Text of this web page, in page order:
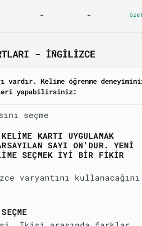
- -
- İNGILIZCE
Kelime öğrenme
yapabilirsiniz:
seçme
KARTI UYGULAMAK
SAYI ON'DUR. YENI
SEÇMEK IYI BIR FIKIR
varyantını kullanacağını